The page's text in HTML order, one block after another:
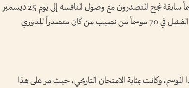
% لتحقيق اللقب، فمن أصل 126 موسماً سابقة نجح المتصدرون مع وصول المنافسة إلى يوم 25 ديسمبر
في 56 موسماً فقط في التتويج، بينما كان الفشل في 70 موسماً من نصيب من كان متصدراً للدوري
الموسم، وكانت بمثابة الامتحان التاريخي، حيث مر على هذا